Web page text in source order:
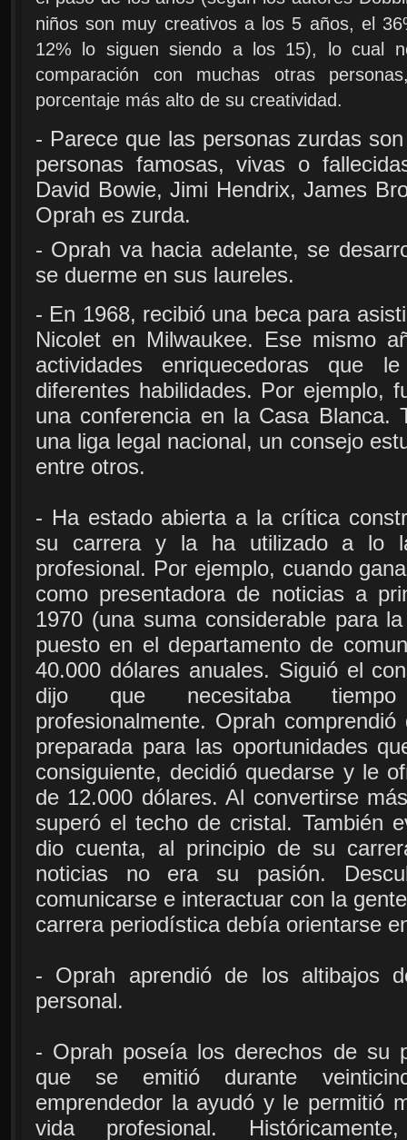
niños son muy creativos a los 5 años, el
12% lo siguen siendo a los 15), lo cual
comparación con muchas otras
porcentaje más alto de su creatividad.
- Parece que las personas zurdas
personas famosas, vivas o
David Bowie, Jimi Hendrix, James
Oprah es zurda.
- Oprah va hacia adelante, se
se duerme en sus laureles.
- En 1968, recibió una beca para
Nicolet en Milwaukee. Ese mismo
actividades enriquecedoras que
diferentes habilidades. Por ejemplo,
una conferencia en la Casa Blanca.
una liga legal nacional, un consejo
entre otros.
- Ha estado abierta a la crítica
su carrera y la ha utilizado a lo
profesional. Por ejemplo, cuando
como presentadora de noticias a
1970 (una suma considerable para
puesto en el departamento de
40.000 dólares anuales. Siguió el
dijo que necesitaba tiempo
profesionalmente. Oprah
preparada para las oportunidades
consiguiente, decidió quedarse y le
de 12.000 dólares. Al convertirse
superó el techo de cristal. También
dio cuenta, al principio de su
noticias no era su pasión.
comunicarse e interactuar con la
carrera periodística debía orientarse
- Oprah aprendió de los altibajos
personal.
- Oprah poseía los derechos de su
que se emitió durante
emprendedor la ayudó y le permitió
vida profesional.